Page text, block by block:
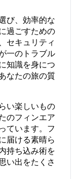
び、効率的な
過ごすための
セキュリティ
一のトラブル
知識を身につ
なたの旅の質
い楽しいもの
のフィンエア
ています。フ
届ける素晴ら
持ち込み術を
い出をたくさ